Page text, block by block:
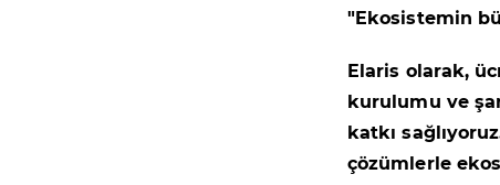
"Ekosistemin
Elaris olarak,
kurulumu ve
katkı
çözümlerle